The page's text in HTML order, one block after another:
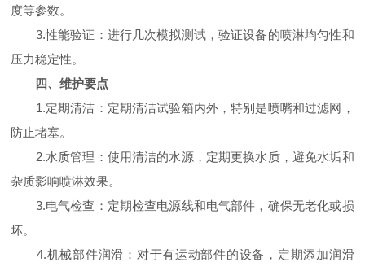
度等参数。
3.性能验证：进行几次模拟测试，验证设备的喷淋均匀性和
压力稳定性。
四、维护要点
1.定期清洁：定期清洁试验箱内外，特别是喷嘴和过滤网，
防止堵塞。
2.水质管理：使用清洁的水源，定期更换水质，避免水垢和
杂质影响喷淋效果。
3.电气检查：定期检查电源线和电气部件，确保无老化或损
坏。
4.机械部件润滑：对于有运动部件的设备，定期添加润滑